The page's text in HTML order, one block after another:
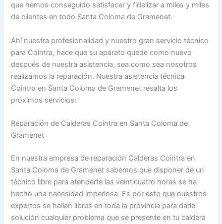
que hemos conseguido satisfacer y fidelizar a miles y miles
de clientes en todo Santa Coloma de Gramenet.
Ahí nuestra profesionalidad y nuestro gran servicio técnico
para Cointra, hace que su aparato quede como nuevo
después de nuestra asistencia, sea como sea nosotros
realizamos la reparación. Nuestra asistencia técnica
Cointra en Santa Coloma de Gramenet resalta los
próximos servicios:
Reparación de Calderas Cointra en Santa Coloma de
Gramenet
En nuestra empresa de reparación Calderas Cointra en
Santa Coloma de Gramenet sabemos que disponer de un
técnico libre para atenderte las veinticuatro horas se ha
hecho una necesidad imperiosa. Es por esto que nuestros
expertos se hallan libres en toda la provincia para darle
solución cualquier problema que se presente en tu caldera